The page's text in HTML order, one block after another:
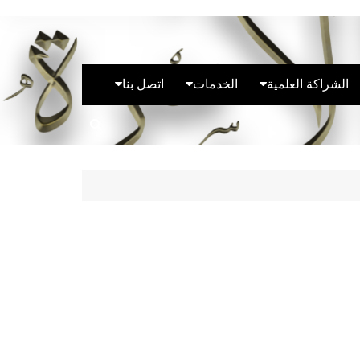
النشاطات الوطنية
الشراكة العلمية
الشراكة الوطنية
الشراكة الدولية
الخدمات
استشارات قانونية
وثائق الانضمام للمخبر
اتصل بنا
روابط فرق المخبر
روابط المخبر